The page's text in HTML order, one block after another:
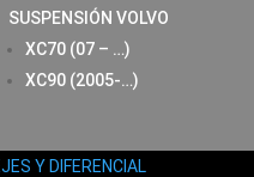
SUSPENSIÓN VOLVO
XC70 (07 – …)
XC90 (2005-…)
Y DIFERENCIAL